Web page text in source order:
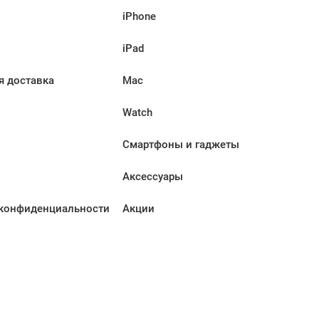
доставка
iPhone
iPad
Mac
Watch
Смартфоны и гаджеты
Аксессуары
Акции